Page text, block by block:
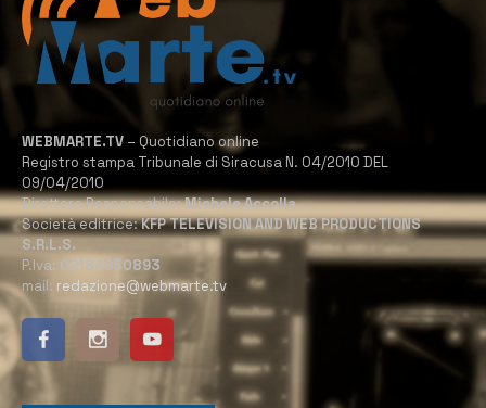
WEBMARTE.TV – Quotidiano online
Registro stampa Tribunale di Siracusa N. 04/2010 DEL
09/04/2010
Direttore Responsabile:Michele Accolla
Società editrice:KFP TELEVISION AND WEB PRODUCTIONS
S.R.L.S.
P.Iva: 02184950893
mail: redazione@webmarte.tv